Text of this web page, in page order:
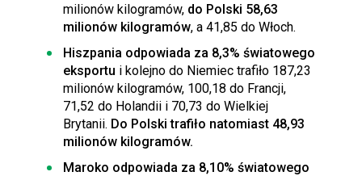
milionów kilogramów, do Polski 58,63
milionów kilogramów, a 41,85 do Włoch.
Hiszpania odpowiada za 8,3% światowego
eksportu i kolejno do Niemiec trafiło 187,23
milionów kilogramów, 100,18 do Francji,
71,52 do Holandii i 70,73 do Wielkiej
Brytanii. Do Polski trafiło natomiast 48,93
milionów kilogramów.
Maroko odpowiada za 8,10% światowego